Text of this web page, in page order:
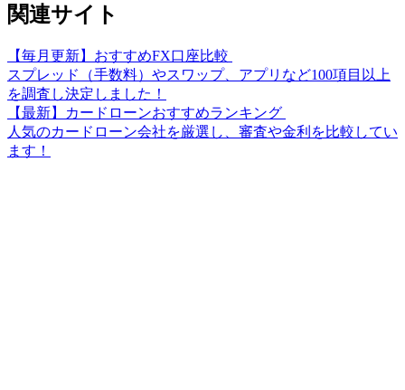
関連サイト
【毎月更新】おすすめFX口座比較
スプレッド（手数料）やスワップ、アプリなど100項目以上
を調査し決定しました！
【最新】カードローンおすすめランキング
人気のカードローン会社を厳選し、審査や金利を比較してい
ます！